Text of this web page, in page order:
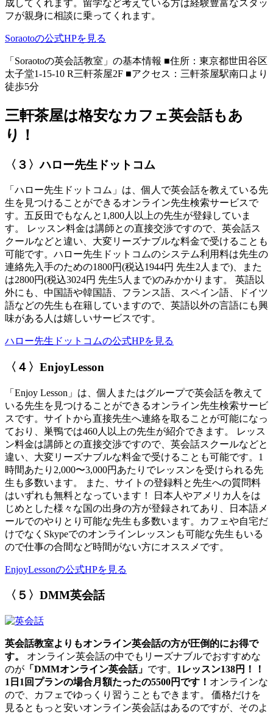
成してくれます。留学など考えている方は経験豊富なスタッ
フが親身に相談に乗ってくれます。
Soraotoの公式HPを見る
「Soraotoの英会話教室」の基本情報 ■住所：東京都世田谷区
太子堂1-15-10 R三軒茶屋2F ■アクセス：三軒茶屋駅南口より
徒歩5分
三軒茶屋は格安なカフェ英会話もあ
り！
〈３〉ハロー先生ドットコム
「ハロー先生ドットコム」は、個人で英会話を教えている先
生を見つけることができるオンライン先生検索サービスで
す。五反田でもなんと1,800人以上の先生が登録していま
す。 レッスン料金は講師との直接交渉ですので、英会話ス
クールなどと違い、大変リーズナブルな料金で受けることも
可能です。ハロー先生ドットコムのシステム利用料は先生の
連絡先入手のための1800円(税込1944円 先生2人まで)、また
は2800円(税込3024円 先生5人まで)のみかかります。 英語以
外にも、中国語や韓国語、フランス語、スペイン語、ドイツ
語などの先生も在籍していますので、英語以外の言語にも興
味がある人は嬉しいサービスです。
ハロー先生ドットコムの公式HPを見る
〈４〉EnjoyLesson
「Enjoy Lesson」は、個人またはグループで英会話を教えて
いる先生を見つけることができるオンライン先生検索サービ
スです。サイトから直接先生へ連絡を取ることが可能になっ
ており、巣鴨では460人以上の先生が紹介できます。 レッス
ン料金は講師との直接交渉ですので、英会話スクールなどと
違い、大変リーズナブルな料金で受けることも可能です。1
時間あたり2,000〜3,000円あたりでレッスンを受けられる先
生も多数います。 また、サイトの登録料と先生への質問料
はいずれも無料となっています！ 日本人やアメリカ人をは
じめとした様々な国の出身の方が登録されてあり、日本語メ
ールでのやりとり可能な先生も多数います。カフェや自宅だ
けでなくSkypeでのオンラインレッスンも可能な先生もいる
ので仕事の合間など時間がない方にオススメです。
EnjoyLessonの公式HPを見る
〈５〉DMM英会話
英会話教室よりもオンライン英会話の方が圧倒的にお得で
す。
オンライン英会話の中でもリーズナブルでおすすめな
のが 「DMMオンライン英会話」 です。 1レッスン138円！！
1日1回プランの場合月額たったの5500円です！ オンラインな
ので、カフェでゆっくり習うこともできます。 価格だけを
見るともっと安いオンライン英会話はあるのですが、そのよ